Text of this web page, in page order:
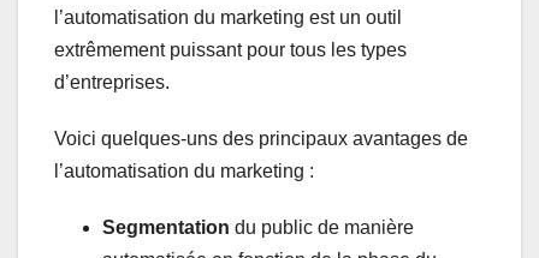
l’automatisation du marketing est un outil
extrêmement puissant pour tous les types
d’entreprises.
Voici quelques-uns des principaux avantages de
l’automatisation du marketing :
Segmentation du public de manière